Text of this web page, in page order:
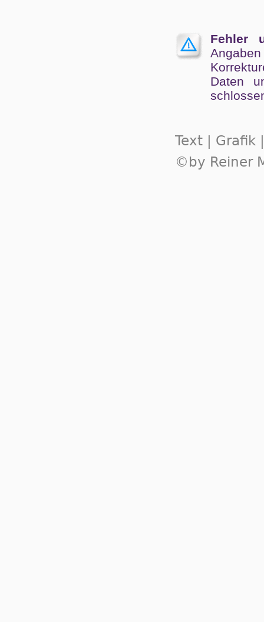
Fehler
Angaben
Da­ten
Text | Grafik
©by Reiner